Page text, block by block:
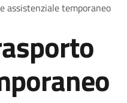
assistenziale temporaneo